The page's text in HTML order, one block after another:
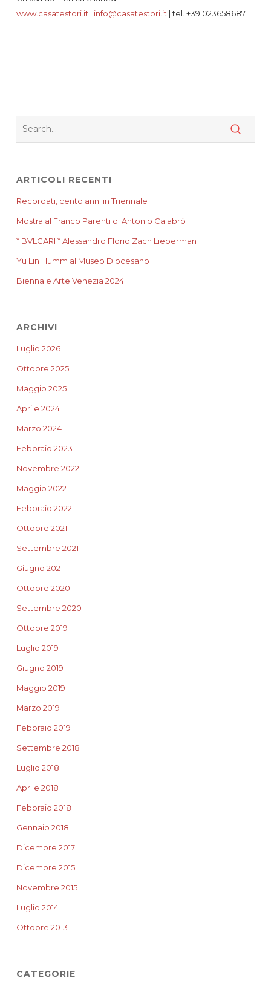
www.casatestori.it | info@casatestori.it | tel. +39.023658687
ARTICOLI RECENTI
Recordati, cento anni in Triennale
Mostra al Franco Parenti di Antonio Calabrò
* BVLGARI * Alessandro Florio Zach Lieberman
Yu Lin Humm al Museo Diocesano
Biennale Arte Venezia 2024
ARCHIVI
Luglio 2026
Ottobre 2025
Maggio 2025
Aprile 2024
Marzo 2024
Febbraio 2023
Novembre 2022
Maggio 2022
Febbraio 2022
Ottobre 2021
Settembre 2021
Giugno 2021
Ottobre 2020
Settembre 2020
Ottobre 2019
Luglio 2019
Giugno 2019
Maggio 2019
Marzo 2019
Febbraio 2019
Settembre 2018
Luglio 2018
Aprile 2018
Febbraio 2018
Gennaio 2018
Dicembre 2017
Dicembre 2015
Novembre 2015
Luglio 2014
Ottobre 2013
CATEGORIE